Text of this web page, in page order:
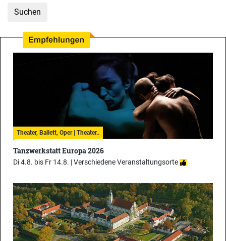
Theater, Ballett, Oper | Theater..
Tanzwerkstatt Europa 2026
Di 4.8. bis Fr 14.8. |Verschiedene Veranstaltungsorte